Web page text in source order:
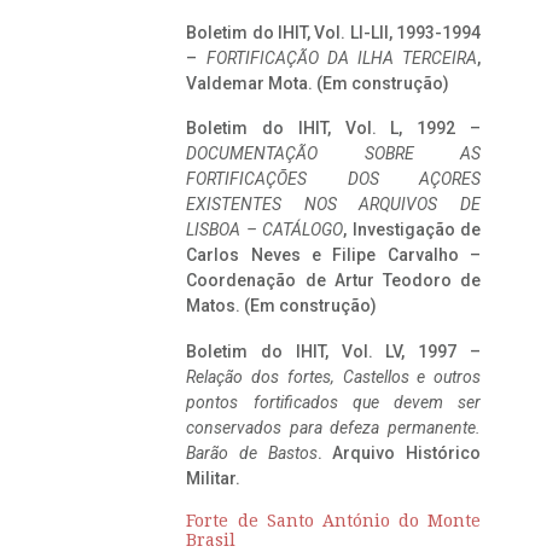
Boletim do IHIT, Vol. LI-LII, 1993-1994
– FORTIFICAÇÃO DA ILHA TERCEIRA,
Valdemar Mota. (Em construção)
Boletim do IHIT, Vol. L, 1992 –
DOCUMENTAÇÃO SOBRE AS
FORTIFICAÇÕES DOS AÇORES
EXISTENTES NOS ARQUIVOS DE
LISBOA – CATÁLOGO, Investigação de
Carlos Neves e Filipe Carvalho –
Coordenação de Artur Teodoro de
Matos. (Em construção)
Boletim do IHIT, Vol. LV, 1997 –
Relação dos fortes, Castellos e outros
pontos fortificados que devem ser
conservados para defeza permanente.
Barão de Bastos. Arquivo Histórico
Militar.
Forte de Santo António do Monte
Brasil